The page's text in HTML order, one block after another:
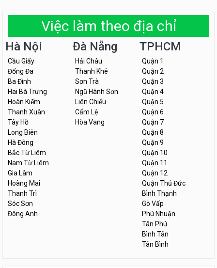
Việc làm theo địa chỉ
Hà Nội
Cầu Giấy
Đống Đa
Ba Đình
Hai Bà Trưng
Hoàn Kiếm
Thanh Xuân
Tây Hồ
Long Biên
Hà Đông
Bắc Từ Liêm
Nam Từ Liêm
Gia Lâm
Hoàng Mai
Thanh Trì
Sóc Sơn
Đông Anh
Đà Nẵng
Hải Châu
Thanh Khê
Sơn Trà
Ngũ Hành Sơn
Liên Chiểu
Cẩm Lệ
Hòa Vang
TPHCM
Quận 1
Quận 2
Quận 3
Quận 4
Quận 5
Quận 6
Quận 7
Quận 8
Quận 9
Quận 10
Quận 11
Quận 12
Quận Thủ Đức
Bình Thạnh
Gò Vấp
Phú Nhuận
Tân Phú
Bình Tân
Tân Bình